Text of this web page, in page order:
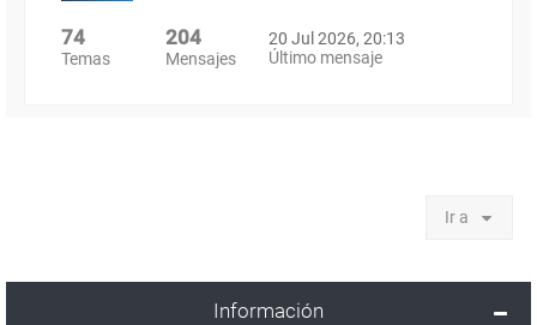
74
Temas
204
Mensajes
20 Jul 2026, 20:13
Último mensaje
Ir a
Información